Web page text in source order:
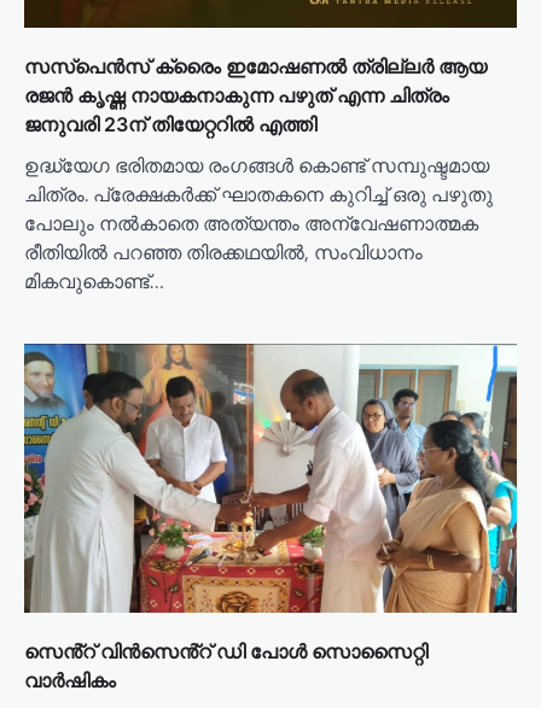
സസ്പെൻസ് ക്രൈം ഇമോഷണൽ ത്രില്ലർ ആയ
രജൻ കൃഷ്ണ നായകനാകുന്ന പഴുത് എന്ന ചിത്രം
ജനുവരി 23ന് തിയേറ്ററിൽ എത്തി
ഉദ്ധ്യേഗ ഭരിതമായ രംഗങ്ങൾ കൊണ്ട് സമ്പുഷ്ടമായ
ചിത്രം. പ്രേക്ഷകർക്ക് ഘാതകനെ കുറിച്ച് ഒരു പഴുതു
പോലും നൽകാതെ അത്യന്തം അന്വേഷണാത്മക
രീതിയിൽ പറഞ്ഞ തിരക്കഥയിൽ, സംവിധാനം
മികവുകൊണ്ട്…
സെൻ്റ് വിൻസെൻ്റ് ഡി പോൾ സൊസൈറ്റി
വാർഷികം